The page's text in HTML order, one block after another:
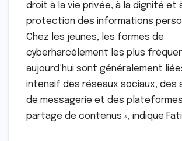
droit à la vie privée, à la dignité et
protection des informations
Chez les jeunes, les formes de
cyberharcèlement les plus
aujourd’hui sont généralement
intensif des réseaux sociaux, des
de messagerie et des
partage de contenus », indique